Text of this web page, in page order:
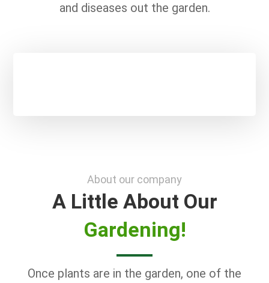
and diseases out the garden.
About our company
A Little About Our
Gardening!
Once plants are in the garden, one of the